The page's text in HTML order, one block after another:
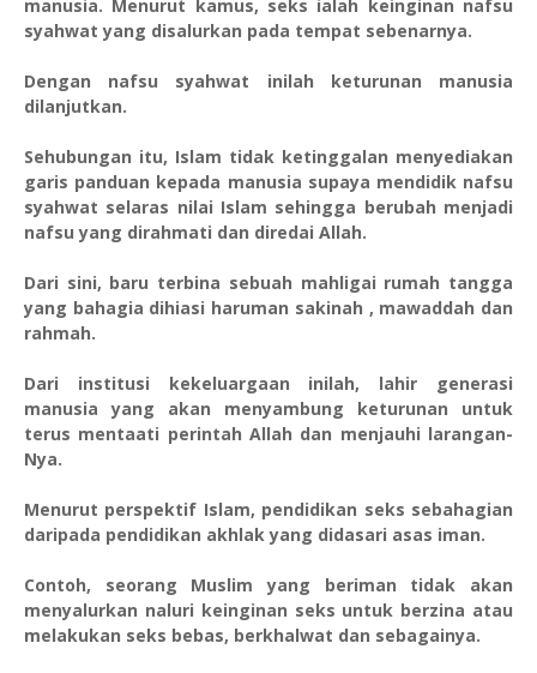
manusia. Menurut kamus, seks ialah keinginan nafsu
syahwat yang disalurkan pada tempat sebenarnya.
Dengan nafsu syahwat inilah keturunan manusia
dilanjutkan.
Sehubungan itu, Islam tidak ketinggalan menyediakan
garis panduan kepada manusia supaya mendidik nafsu
syahwat selaras nilai Islam sehingga berubah menjadi
nafsu yang dirahmati dan diredai Allah.
Dari sini, baru terbina sebuah mahligai rumah tangga
yang bahagia dihiasi haruman sakinah , mawaddah dan
rahmah.
Dari institusi kekeluargaan inilah, lahir generasi
manusia yang akan menyambung keturunan untuk
terus mentaati perintah Allah dan menjauhi larangan-
Nya.
Menurut perspektif Islam, pendidikan seks sebahagian
daripada pendidikan akhlak yang didasari asas iman.
Contoh, seorang Muslim yang beriman tidak akan
menyalurkan naluri keinginan seks untuk berzina atau
melakukan seks bebas, berkhalwat dan sebagainya.